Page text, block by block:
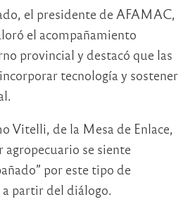
el presidente de AFAMAC,
el acompañamiento
provincial y destacó que las
tecnología y sostener
Vitelli, de la Mesa de Enlace,
agropecuario se siente
por este tipo de
partir del diálogo.